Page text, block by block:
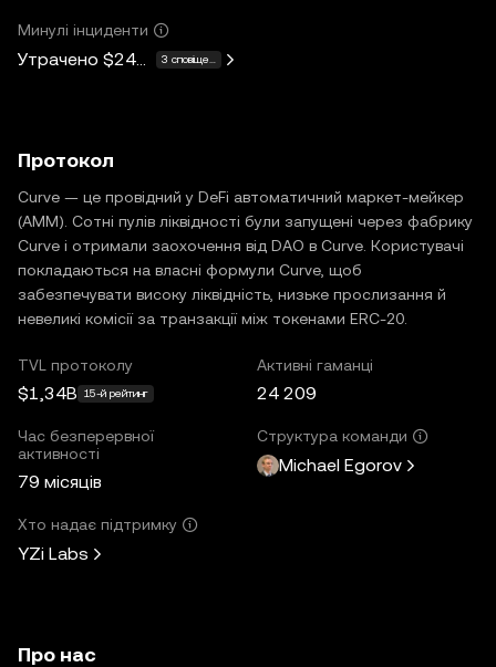
Минулі інциденти
Утрачено $240K 3 сповіщення
Протокол
Curve — це провідний у DeFi автоматичний маркет-мейкер
(AMM). Сотні пулів ліквідності були запущені через фабрику
Curve і отримали заохочення від DAO в Curve. Користувачі
покладаються на власні формули Curve, щоб
забезпечувати високу ліквідність, низьке прослизання й
невеликі комісії за транзакції між токенами ERC-20.
TVL протоколу
$1,34B 15-й рейтинг
Активні гаманці
24 209
Час безперервної
активності
79 місяців
Структура команди
Michael Egorov
Хто надає підтримку
YZi Labs
Про нас